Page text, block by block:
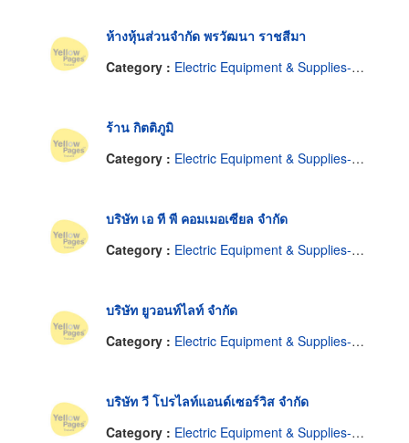
ห้างหุ้นส่วนจำกัด พรวัฒนา ราชสีมา
Category : Electric Equipment & Supplies-Renting
ร้าน กิตติภูมิ
Category : Electric Equipment & Supplies-Renting
บริษัท เอ ที พี คอมเมอเซียล จำกัด
Category : Electric Equipment & Supplies-Renting
บริษัท ยูวอนท์ไลท์ จำกัด
Category : Electric Equipment & Supplies-Renting
บริษัท วี โปรไลท์แอนด์เซอร์วิส จำกัด
Category : Electric Equipment & Supplies-Renting